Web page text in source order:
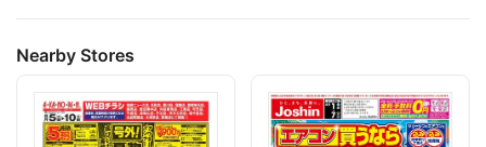
Nearby Stores